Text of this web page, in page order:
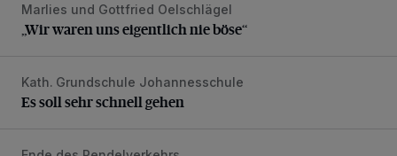
„Wir waren uns eigentlich nie böse“
Marlies und Gottfried Oelschlägel
„Wir waren uns eigentlich nie böse“
Es soll sehr schnell gehen
Kath. Grundschule Johannesschule
Es soll sehr schnell gehen